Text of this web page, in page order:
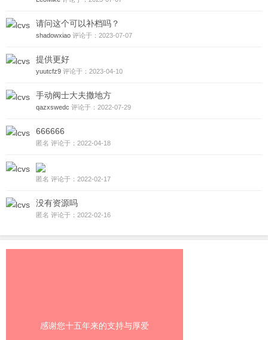
请问这个可以补档吗？
shadowxiao 评论于：2023-07-07
提供更好
yuutcfz9 评论于：2023-04-10
手动阀士大夫撒地方
qazxswedc 评论于：2022-07-29
666666
匿名 评论于：2022-04-18
匿名 评论于：2022-02-17
没有资源吗
匿名 评论于：2022-02-16
感谢您十五年来的支持与厚爱